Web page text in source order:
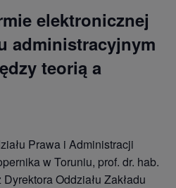
elektronicznej
administracyjnym
teorią a
Prawa i Administracji
w Toruniu, prof. dr. hab.
Oddziału Zakładu